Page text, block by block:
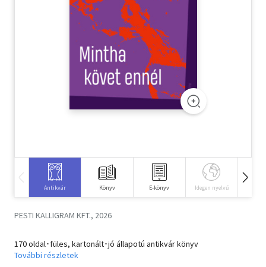
Szótár, nyelvkönyv
Antikvár Könyv E-könyv Idegen nyelvű
PESTI KALLIGRAM KFT., 2026
170 oldal･füles, kartonált･jó állapotú antikvár könyv
További részletek